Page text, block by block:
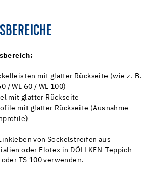
mit glatter Rückseite (wie z. B.
/ WL 60 / WL 100)
mit glatter Rückseite
mit glatter Rückseite (Ausnahme
von Sockelstreifen aus
oder Flotex in DÖLLKEN-Teppich-
TS 100 verwenden.